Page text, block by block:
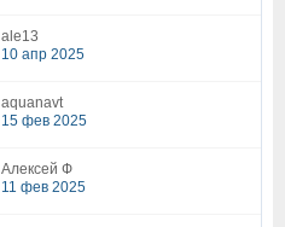
ale13
10 апр 2025
aquanavt
15 фев 2025
Алексей Ф
11 фев 2025